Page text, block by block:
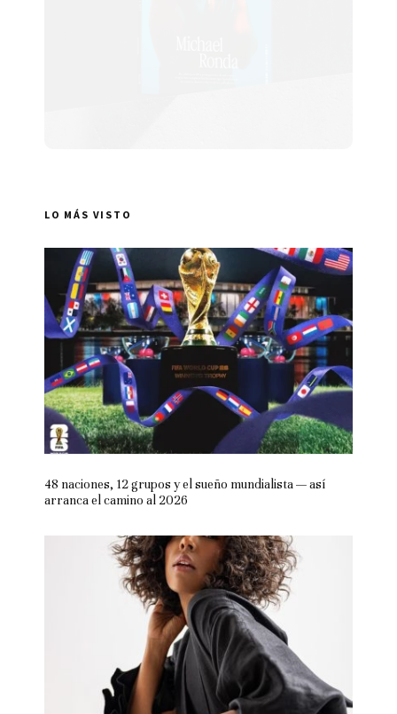
LO MÁS VISTO
48 naciones, 12 grupos y el sueño mundialista — así
arranca el camino al 2026